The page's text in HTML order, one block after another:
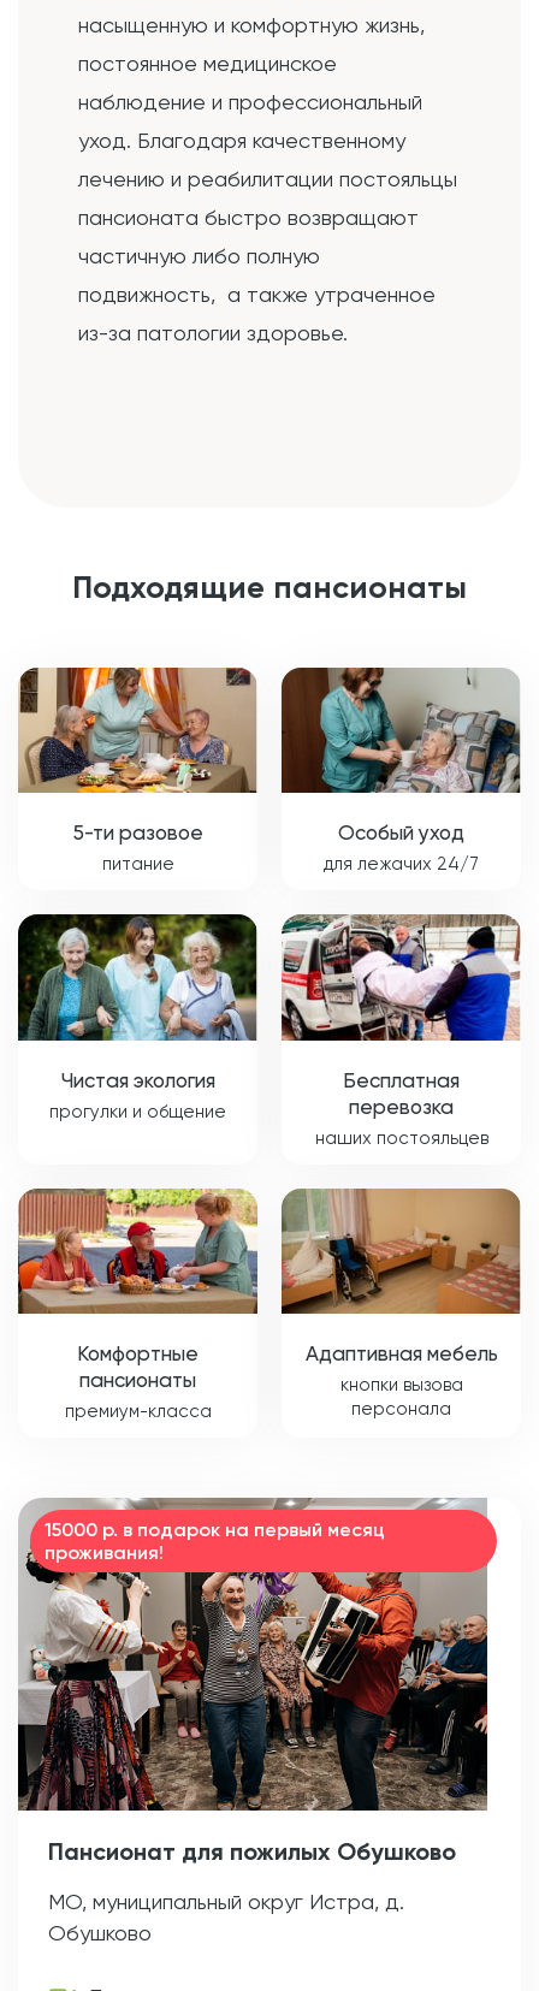
насыщенную и комфортную жизнь,
постоянное медицинское
наблюдение и профессиональный
уход. Благодаря качественному
лечению и реабилитации постояльцы
пансионата быстро возвращают
частичную либо полную
подвижность, а также утраченное
из-за патологии здоровье.
Подходящие пансионаты
5-ти разовое
питание
Особый уход
для лежачих 24/7
Чистая экология
прогулки и общение
Бесплатная
перевозка
наших постояльцев
Комфортные
пансионаты
премиум-класса
Адаптивная мебель
кнопки вызова
персонала
15000 р. в подарок на первый месяц
проживания!
Пансионат для пожилых Обушково
МО, муниципальный округ Истра, д.
Обушково